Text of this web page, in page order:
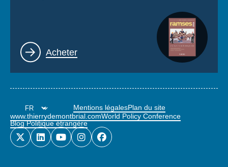
Lien
Acheter
Mentions légalesPlan du site
www.thierrydemontbrial.comWorld Policy Conference
Blog Politique étrangère